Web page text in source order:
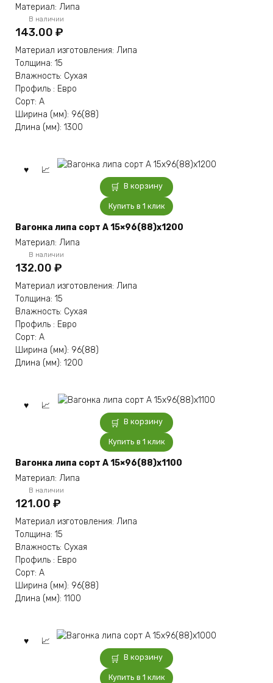
Материал: Липа
В наличии
143.00 ₽
Материал изготовления: Липа
Толщина: 15
Влажность: Сухая
Профиль : Евро
Сорт: А
Ширина (мм): 96(88)
Длина (мм): 1300
В корзину
Купить в 1 клик
Вагонка липа сорт А 15×96(88)x1200
Материал: Липа
В наличии
132.00 ₽
Материал изготовления: Липа
Толщина: 15
Влажность: Сухая
Профиль : Евро
Сорт: А
Ширина (мм): 96(88)
Длина (мм): 1200
В корзину
Купить в 1 клик
Вагонка липа сорт А 15×96(88)x1100
Материал: Липа
В наличии
121.00 ₽
Материал изготовления: Липа
Толщина: 15
Влажность: Сухая
Профиль : Евро
Сорт: А
Ширина (мм): 96(88)
Длина (мм): 1100
В корзину
Купить в 1 клик